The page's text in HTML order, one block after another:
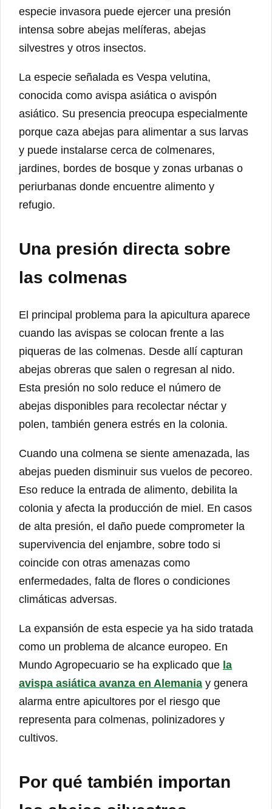
especie invasora puede ejercer una presión
intensa sobre abejas melíferas, abejas
silvestres y otros insectos.
La especie señalada es Vespa velutina,
conocida como avispa asiática o avispón
asiático. Su presencia preocupa especialmente
porque caza abejas para alimentar a sus larvas
y puede instalarse cerca de colmenares,
jardines, bordes de bosque y zonas urbanas o
periurbanas donde encuentre alimento y
refugio.
Una presión directa sobre
las colmenas
El principal problema para la apicultura aparece
cuando las avispas se colocan frente a las
piqueras de las colmenas. Desde allí capturan
abejas obreras que salen o regresan al nido.
Esta presión no solo reduce el número de
abejas disponibles para recolectar néctar y
polen, también genera estrés en la colonia.
Cuando una colmena se siente amenazada, las
abejas pueden disminuir sus vuelos de pecoreo.
Eso reduce la entrada de alimento, debilita la
colonia y afecta la producción de miel. En casos
de alta presión, el daño puede comprometer la
supervivencia del enjambre, sobre todo si
coincide con otras amenazas como
enfermedades, falta de flores o condiciones
climáticas adversas.
La expansión de esta especie ya ha sido tratada
como un problema de alcance europeo. En
Mundo Agropecuario se ha explicado que la
avispa asiática avanza en Alemania y genera
alarma entre apicultores por el riesgo que
representa para colmenas, polinizadores y
cultivos.
Por qué también importan